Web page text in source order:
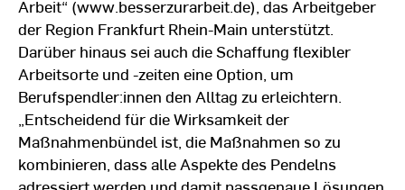
Arbeit“ (www.besserzurarbeit.de), das Arbeitgeber
der Region Frankfurt Rhein-Main unterstützt.
Darüber hinaus sei auch die Schaffung flexibler
Arbeitsorte und -zeiten eine Option, um
Berufspendler:innen den Alltag zu erleichtern.
„Entscheidend für die Wirksamkeit der
Maßnahmenbündel ist, die Maßnahmen so zu
kombinieren, dass alle Aspekte des Pendelns